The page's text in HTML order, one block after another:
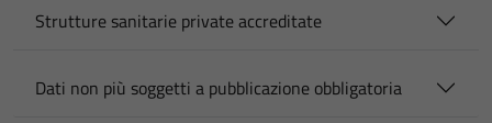
Strutture sanitarie private accreditate
Dati non più soggetti a pubblicazione obbligatoria